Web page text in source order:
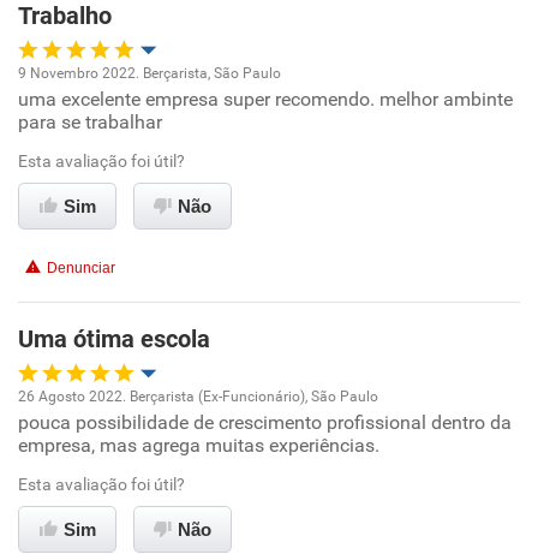
Recomenda esta empresa
Trabalho
Oportunidade de promoção
Ambiente de trabalho
Conciliação com a vida familiar
Recomenda esta empresa
Recomenda a diretoria
9 Novembro 2022. Berçarista, São Paulo
uma excelente empresa super recomendo. melhor ambinte
para se trabalhar
Esta avaliação foi útil?
Sim Não
Denunciar
Uma ótima escola
Oportunidade de promoção
Ambiente de trabalho
Conciliação com a vida familiar
26 Agosto 2022. Berçarista (Ex-Funcionário), São Paulo
pouca possibilidade de crescimento profissional dentro da
empresa, mas agrega muitas experiências.
Esta avaliação foi útil?
Sim Não